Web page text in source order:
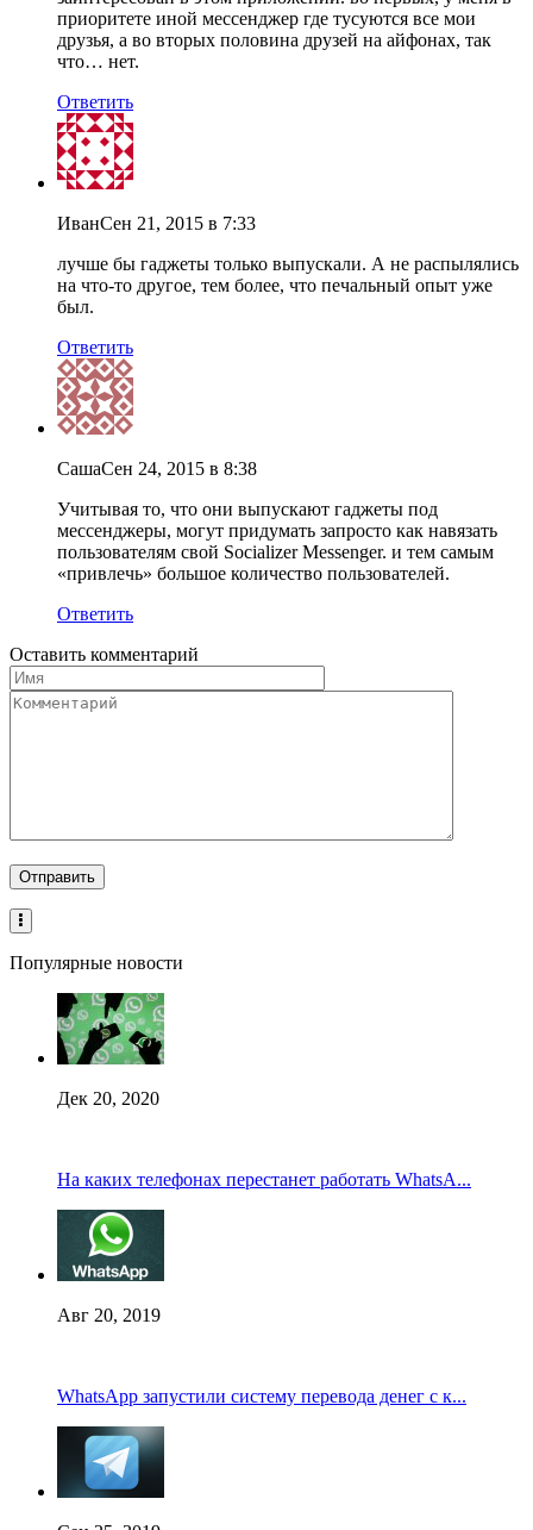
приоритете иной мессенджер где тусуются все мои
друзья, а во вторых половина друзей на айфонах, так
что… нет.
Ответить
ИванСен 21, 2015 в 7:33
лучше бы гаджеты только выпускали. А не распылялись
на что-то другое, тем более, что печальный опыт уже
был.
Ответить
СашаСен 24, 2015 в 8:38
Учитывая то, что они выпускают гаджеты под
мессенджеры, могут придумать запросто как навязать
пользователям свой Socializer Messenger. и тем самым
«привлечь» большое количество пользователей.
Ответить
Оставить комментарий
Популярные новости
Дек 20, 2020
На каких телефонах перестанет работать WhatsA...
Авг 20, 2019
WhatsApp запустили систему перевода денег с к...